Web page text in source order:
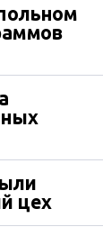
цех